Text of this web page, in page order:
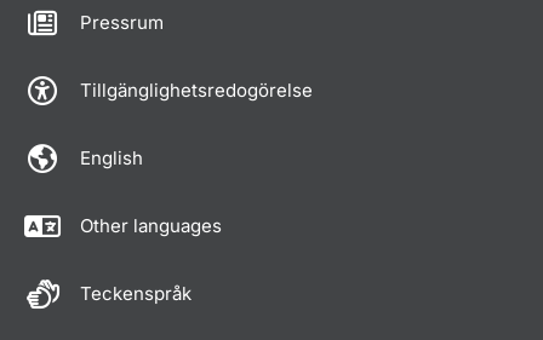
Pressrum
Tillgänglighetsredogörelse
English
Other languages
Teckenspråk